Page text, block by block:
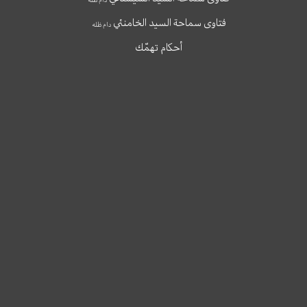
فتاوى سماحة السيد الخامنئيدام ظله
أحكام تهمّك